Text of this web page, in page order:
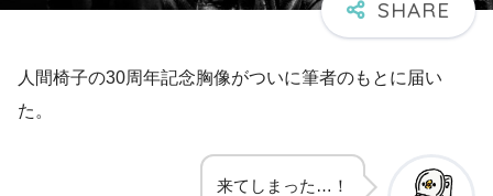
人間椅子の30周年記念胸像がついに筆者のもとに届い
た。
来てしまった…！